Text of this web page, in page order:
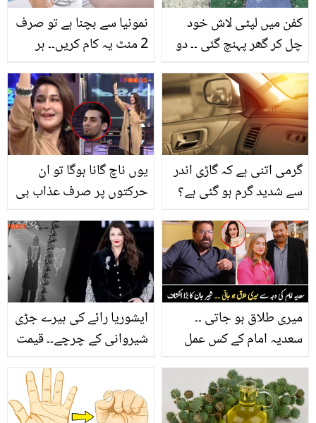
نمونیا سے بچنا ہے تو صرف
2 منٹ یہ کام کریں۔۔ ہر
بیماری سے مر جاتے ہیں!
جانیں اس سے بچانے والی
آسان عادت کیا ہے؟
کفن میں لپٹی لاش خود
چل کر گھر پہنچ گئی ۔۔ دو
ساتھ پیش آنے والا حیرت
انگیز واقعہ جو آپ کو بھی
حیران کر دے گا
یوں ناچ گانا ہوگا تو ان
حرکتوں پر صرف عذاب ہی
سال کی بوڑھی ہو کر کیوں
ایسے کام کرتی ہیں؟
سوشل میڈیا صارفین بھڑک
اُٹھے
گرمی اتنی ہے کہ گاڑی اندر
سے شدید گرم ہو گئی ہے؟
مت کھولیں جانیں اسے
بغیر شیشے کھولے ٹھنڈا
کرنے کی ٹِپ
ایشوریا رائے کی ہیرے جڑی
شیروانی کے چرچے۔۔ قیمت
میری طلاق ہو جاتی ۔۔
سعدیہ امام کے کس عمل
کی نجی زندگی خراب ہو
گئی؟ دیکھیں